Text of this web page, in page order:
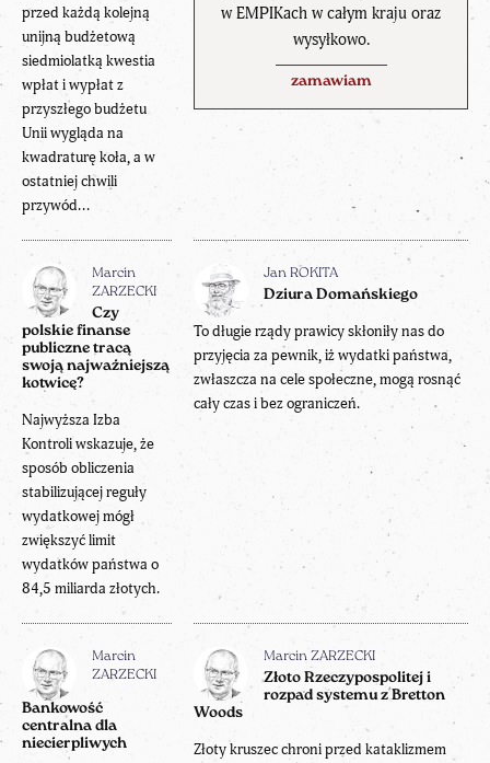
w EMPIKach w całym kraju oraz
wysyłkowo.
zamawiam
przed każdą kolejną
unijną budżetową
siedmiolatką kwestia
wpłat i wypłat z
przyszłego budżetu
Unii wygląda na
kwadraturę koła, a w
ostatniej chwili
przywód...
Marcin
ZARZECKI
Czy
polskie finanse
publiczne tracą
swoją najważniejszą
kotwicę?
Najwyższa Izba
Kontroli wskazuje, że
sposób obliczenia
stabilizującej reguły
wydatkowej mógł
zwiększyć limit
wydatków państwa o
84,5 miliarda złotych.
Jan ROKITA
Dziura Domańskiego
To długie rządy prawicy skłoniły nas do
przyjęcia za pewnik, iż wydatki państwa,
zwłaszcza na cele społeczne, mogą rosnąć
cały czas i bez ograniczeń.
Marcin
ZARZECKI
Bankowość
centralna dla
niecierpliwych
Marcin ZARZECKI
Złoto Rzeczypospolitej i
rozpad systemu z Bretton
Woods
Złoty kruszec chroni przed kataklizmem